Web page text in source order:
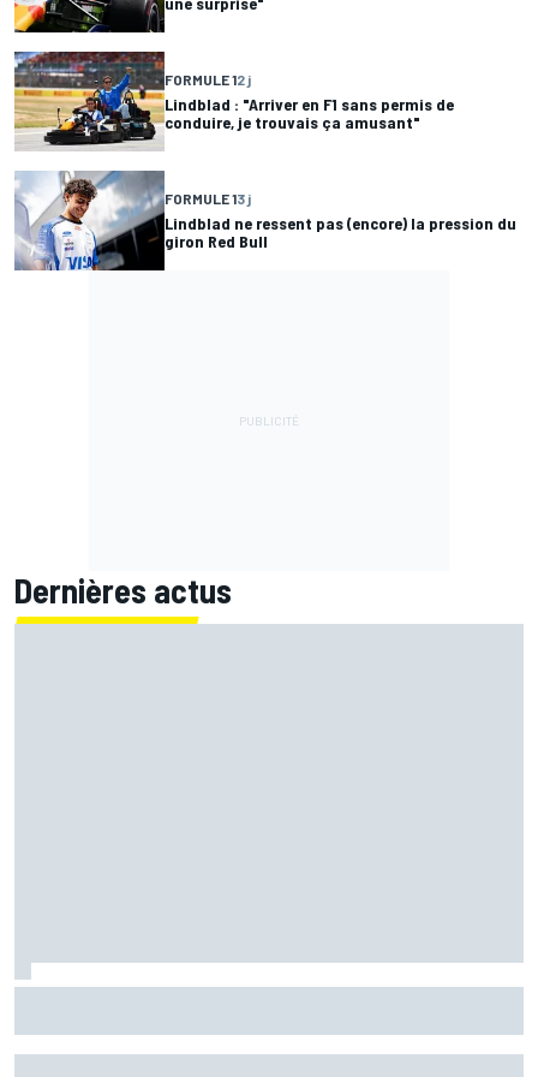
FORMULE 12 j
Lindblad : "Arriver en F1 sans permis de
conduire, je trouvais ça amusant"
FORMULE 13 j
Lindblad ne ressent pas (encore) la pression du
giron Red Bull
Dernières actus